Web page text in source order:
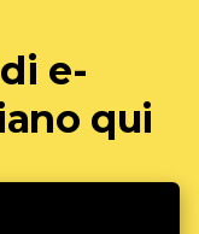
e-
qui